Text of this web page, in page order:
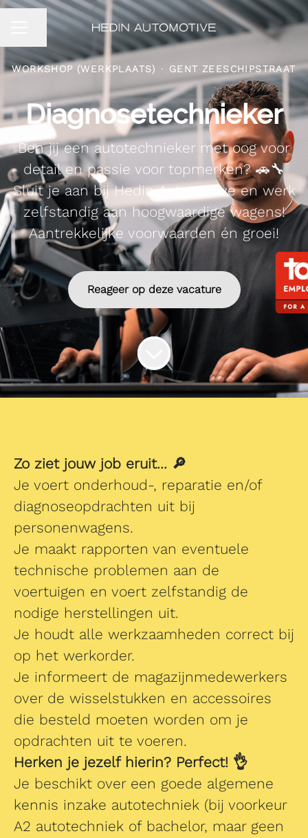
CARRIÈREMENU
Pagina delen
WORKSHOP (WERKPLAATS) · GENT ZEESCHIPSTRAAT
Diagnosetechnieker
Ben jij een autotechnieker met oog voor
detail en passie voor topmerken? 🚗🔧
Sluit je aan bij Hedin Automotive en werk
zelfstandig aan hoogwaardige wagens!
Aantrekkelijke voorwaarden én groei!
Reageer op deze vacature
Zo ziet jouw job eruit... 🔎
Je voert onderhoud-, reparatie en/of
diagnoseopdrachten uit bij
personenwagens.
Je maakt rapporten van eventuele
technische problemen aan de
voertuigen en voert zelfstandig de
nodige herstellingen uit.
Je houdt alle werkzaamheden correct bij
op het werkorder.
Je informeert de magazijnmedewerkers
over de wisselstukken en accessoires
die besteld moeten worden om je
opdrachten uit te voeren.
Herken je jezelf hierin? Perfect! 👌
Je beschikt over een goede algemene
kennis inzake autotechniek (bij voorkeur
A2 autotechniek of bachelor, maar geen